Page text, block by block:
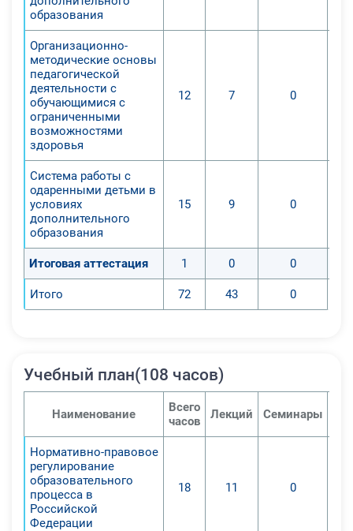
-Умение расставлять приоритеты в
профессиональной работе с учетом
текущих законов образовательной
-Способность выполнять
естественного направлений в
учреждениях общего образования.
Профессиональные компетенции:
-Качественная реализация
образования.
-Способность выносить
качественное экспертное мнение
по отношению к дополнительной
качественное педагогическое
взаимодействие лиц,
задействованных в
образовательном процессе.
образования
Организационно-
методические основы
педагогической
деятельности с
обучающимися с
ограниченными
возможностями
здоровья
12 7 0
Система работы с
одаренными детьми в
условиях
дополнительного
образования
15 9 0
Итоговая аттестация 1 0 0
Итого 72 43 0
Учебный план(108 часов)
Наименование
Всего
часов
Лекций Семинары
Нормативно-правовое
регулирование
образовательного
процесса в
Российской
Федерации
18 11 0